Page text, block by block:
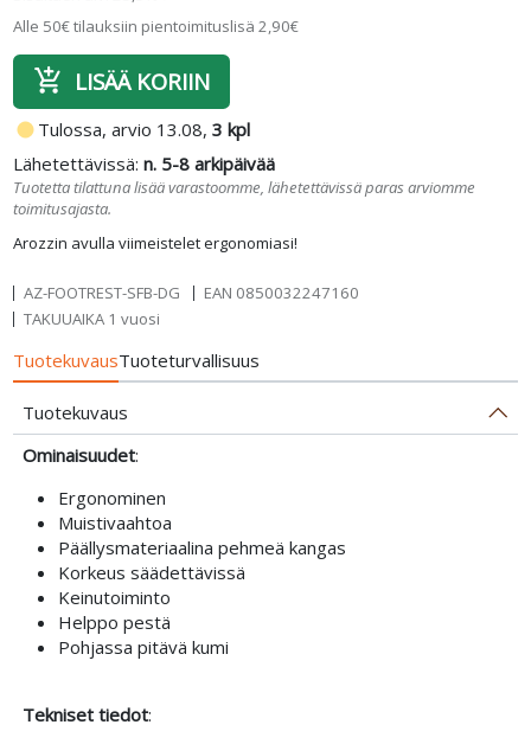
Arozzin avulla viimeistelet ergonomiasi!
Alle 50€ tilauksiin pientoimituslisä 2,90€
add_shopping_cart LISÄÄ KORIIN
fiber_manual_record Tulossa, arvio 13.08,3 kpl
Lähetettävissä:n. 5-8 arkipäivää
Tuotetta tilattuna lisää varastoomme, lähetettävissä paras arviomme
toimitusajasta.
AZ-FOOTREST-SFB-DG EAN 0850032247160
TAKUUAIKA 1 vuosi
TuotekuvausTuoteturvallisuus
Tuotekuvaus
Ominaisuudet:
Ergonominen
Muistivaahtoa
Päällysmateriaalina pehmeä kangas
Korkeus säädettävissä
Keinutoiminto
Helppo pestä
Pohjassa pitävä kumi
Tekniset tiedot: